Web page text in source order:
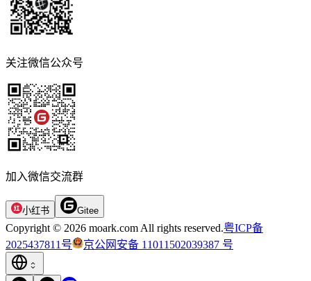
关注微信公众号
加入微信交流群
小红书 Gitee
Copyright © 2026 moark.com All rights reserved.粤ICP备
2025437811号
京公网安备 11011502039387 号